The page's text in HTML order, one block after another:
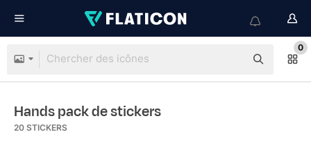
0
Hands pack de stickers
20 STICKERS